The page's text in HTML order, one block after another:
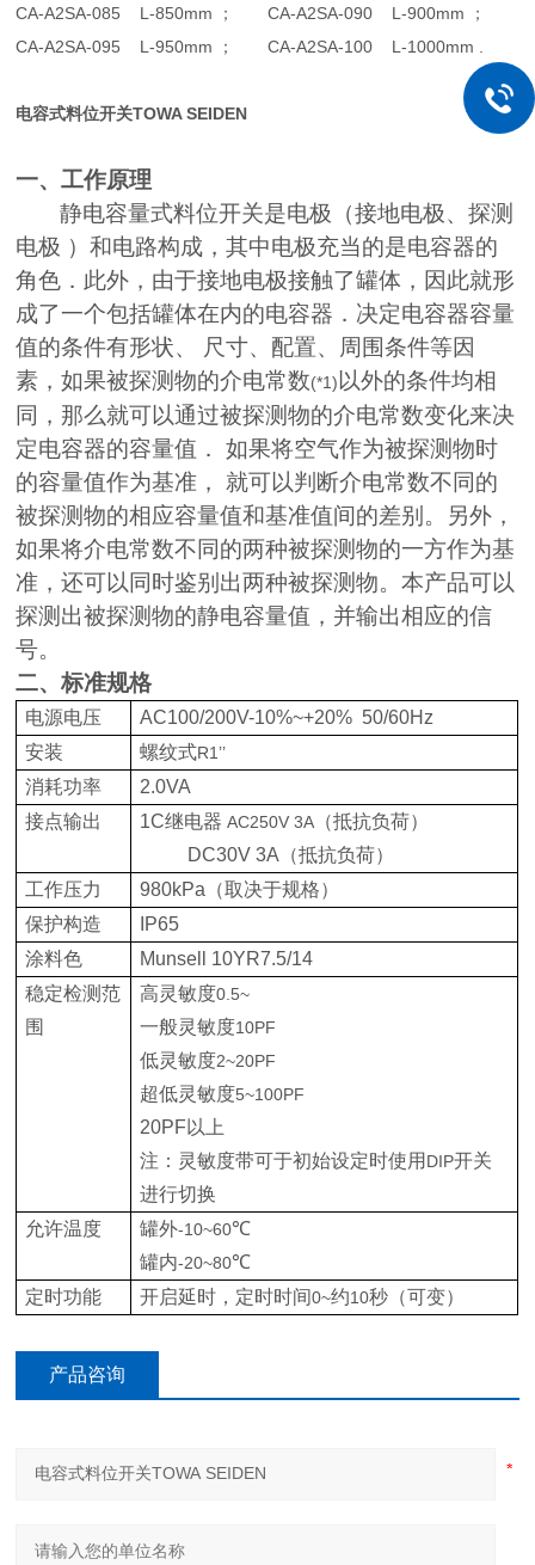
CA-A2SA-085 L-850mm
； CA-A2SA-090 L-900mm ；
CA-A2SA-095 L-950mm
； CA-A2SA-100 L-1000mm .
电容式料位开关TOWA SEIDEN
一、工作原理
静电容量式料位开关是电极（接地电极、探测
电极 ）和电路构成，其中电极充当的是电容器的
角色．此外，由于接地电极接触了罐体，因此就形
成了一个包括罐体在内的电容器．决定电容器容量
值的条件有形状、 尺寸、配置、周围条件等因
素，如果被探测物的介电常数(*1) 以外的条件均相
同，那么就可以通过被探测物的介电常数变化来决
定电容器的容量值． 如果将空气作为被探测物时
的容量值作为基准， 就可以判断介电常数不同的
被探测物的相应容量值和基准值间的差别。另外，
如果将介电常数不同的两种被探测物的一方作为基
准，还可以同时鉴别出两种被探测物。本产品可以
探测出被探测物的静电容量值，并输出相应的信
号。
二、标准规格
电源电压 AC100/200V-10%~+20% 50/60Hz
安装
螺纹式R1’’
消耗功率
2.0VA
接点输出
1C继电器AC250V 3A （抵抗负荷）
DC30V 3A （抵抗负荷）
工作压力
980kPa （取决于规格）
保护构造
IP65
涂料色
Munsell 10YR7.5/14
稳定检测范
围
高灵敏度0.5~
一般灵敏度10PF
低灵敏度2~20PF
超低灵敏度5~100PF
20PF以上
注：灵敏度带可于初始设定时使用 DIP开关
进行切换
允许温度
罐外-10~60℃
罐内-20~80℃
定时功能
开启延时，定时时间0~约10秒（可变）
产品咨询